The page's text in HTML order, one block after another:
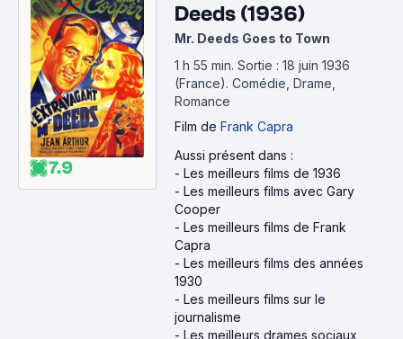
7.9
Deeds (1936)
Mr. Deeds Goes to Town
1 h 55 min. Sortie : 18 juin 1936
(France). Comédie, Drame,
Romance
Film de Frank Capra
Aussi présent dans :
- Les meilleurs films de 1936
- Les meilleurs films avec Gary
Cooper
- Les meilleurs films de Frank
Capra
- Les meilleurs films des années
1930
- Les meilleurs films sur le
journalisme
- Les meilleurs drames sociaux